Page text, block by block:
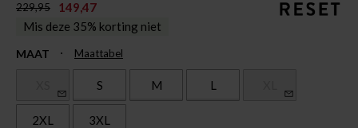
229,95
149,47
Mis deze 35% korting niet
MAAT Maattabel
S M L
2XL 3XL